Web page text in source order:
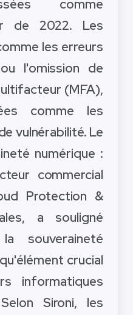
comme
de 2022. Les
les erreurs
l'omission de
(MFA),
comme les
vulnérabilité. Le
numérique :
commercial
Protection &
a souligné
souveraineté
crucial
informatiques
Sironi, les